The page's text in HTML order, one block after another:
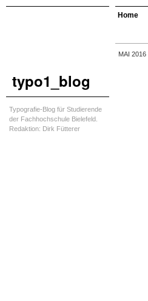
typo1_blog
Typografie-Blog für Studierende
der Fachhochschule Bielefeld.
Redaktion: Dirk Fütterer
Home
MAI 2016